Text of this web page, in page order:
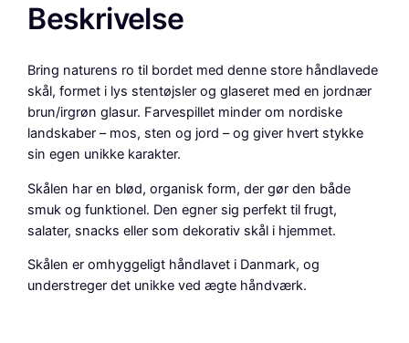
a
,
2
6
x
3
c
m
.
i
l
Beskrivelse
Bring naturens ro til bordet med denne store håndlavede
skål, formet i lys stentøjsler og glaseret med en jordnær
brun/irgrøn glasur. Farvespillet minder om nordiske
landskaber – mos, sten og jord – og giver hvert stykke
sin egen unikke karakter.
Skålen har en blød, organisk form, der gør den både
smuk og funktionel. Den egner sig perfekt til frugt,
salater, snacks eller som dekorativ skål i hjemmet.
Skålen er omhyggeligt håndlavet i Danmark, og
understreger det unikke ved ægte håndværk.